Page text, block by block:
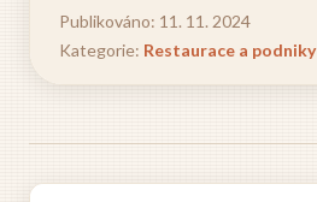
Publikováno: 11. 11. 2024
Kategorie: Restaurace a podniky